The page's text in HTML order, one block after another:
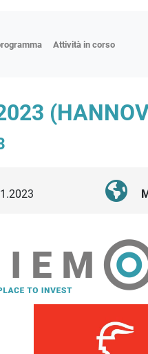
Attività in corso
Fiere
Workshop
Focus settoriali